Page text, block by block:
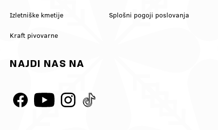
Izletniške kmetije
Kraft pivovarne
Splošni pogoji poslovanja
NAJDI NAS NA